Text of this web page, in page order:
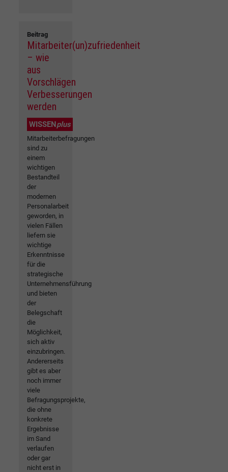
Beitrag
Mitarbeiter(un)zufriedenheit
– wie
aus
Vorschlägen
Verbesserungen
werden
WISSENplus
Mitarbeiterbefragungen
sind zu
einem
wichtigen
Bestandteil
der
modernen
Personalarbeit
geworden, in
vielen Fällen
liefern sie
wichtige
Erkenntnisse
für die
strategische
Unternehmensführung
und bieten
der
Belegschaft
die
Möglichkeit,
sich aktiv
einzubringen.
Andererseits
gibt es aber
noch immer
viele
Befragungsprojekte,
die ohne
konkrete
Ergebnisse
im Sand
verlaufen
oder gar
nicht erst in